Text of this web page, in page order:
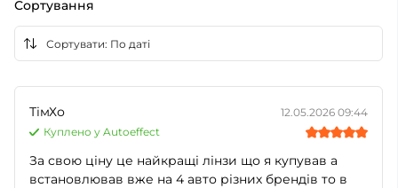
Сортування
ТімХо
12.05.2026 09:44
Куплено у Autoeffect
За свою ціну це найкращі лінзи що я купував а
встановлював вже на 4 авто різних брендів то в